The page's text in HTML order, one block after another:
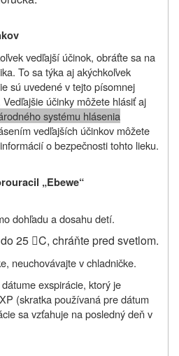
vedľajší účinok, obráťte sa na
To sa týka aj akýchkoľvek
sú uvedené v tejto písomnej
účinky môžete hlásiť aj
systému hlásenia
vedľajších účinkov môžete
o bezpečnosti tohto lieku.
„Ebewe“
dohľadu a dosahu detí.
25 C, chráňte pred svetlom.
neuchovávajte v chladničke.
exspirácie, ktorý je
(skratka používaná pre dátum
sa vzťahuje na posledný deň v